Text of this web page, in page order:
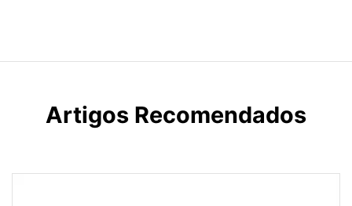
Artigos Recomendados